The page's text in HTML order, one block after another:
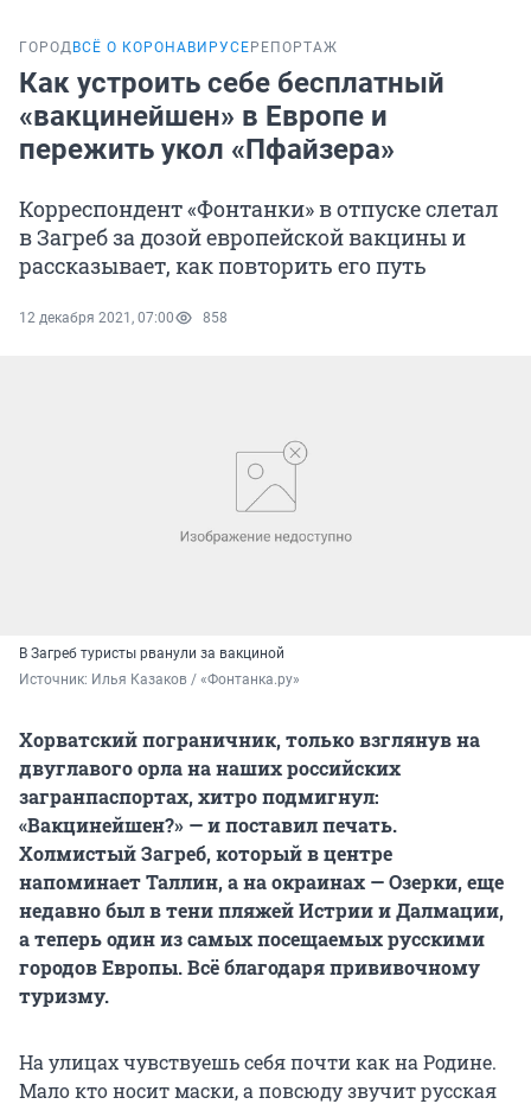
ГОРОД ВСЁ О КОРОНАВИРУСЕ РЕПОРТАЖ
Как устроить себе бесплатный
«вакцинейшен» в Европе и
пережить укол «Пфайзера»
Корреспондент «Фонтанки» в отпуске слетал
в Загреб за дозой европейской вакцины и
рассказывает, как повторить его путь
12 декабря 2021, 07:00 858
В Загреб туристы рванули за вакциной
Источник: Илья Казаков / «Фонтанка.ру»
Хорватский пограничник, только взглянув на
двуглавого орла на наших российских
загранпаспортах, хитро подмигнул:
«Вакцинейшен?» — и поставил печать.
Холмистый Загреб, который в центре
напоминает Таллин, а на окраинах — Озерки, еще
недавно был в тени пляжей Истрии и Далмации,
а теперь один из самых посещаемых русскими
городов Европы. Всё благодаря прививочному
туризму.
На улицах чувствуешь себя почти как на Родине.
Мало кто носит маски, а повсюду звучит русская